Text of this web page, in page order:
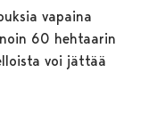
vapaina
60 hehtaarin
voi jättää